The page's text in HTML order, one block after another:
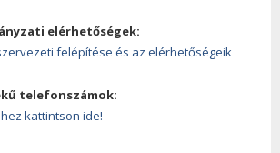
elérhetőségek:
felépítése és az elérhetőségeik
telefonszámok:
kattintson ide!